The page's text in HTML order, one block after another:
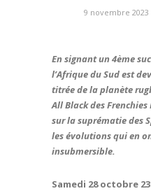
9 novembre 2023
En signant un 4ème
l’Afrique du Sud est
titrée de la planète
All Black des
sur la suprématie des
les évolutions qui en
insubmersible.
Samedi 28 octobre